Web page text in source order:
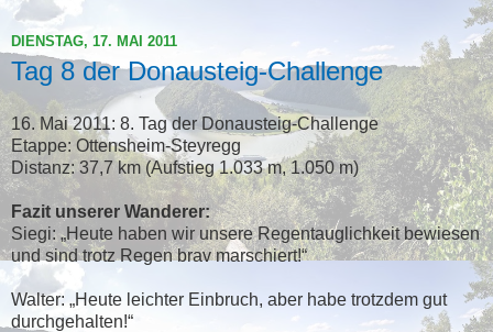
DIENSTAG, 17. MAI 2011
Tag 8 der Donausteig-Challenge
16. Mai 2011: 8. Tag der Donausteig-Challenge
Etappe: Ottensheim-Steyregg
Distanz: 37,7 km (Aufstieg 1.033 m, 1.050 m)
Fazit unserer Wanderer:
Siegi: „Heute haben wir unsere Regentauglichkeit bewiesen
und sind trotz Regen brav marschiert!“
Walter: „Heute leichter Einbruch, aber habe trotzdem gut
durchgehalten!“